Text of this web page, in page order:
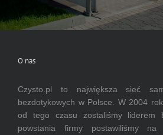
O nas
Czysto.pl to największa sieć
bezdotykowych w Polsce. W 2004
od tego czasu zostaliśmy liderem
powstania firmy postawiliśmy na